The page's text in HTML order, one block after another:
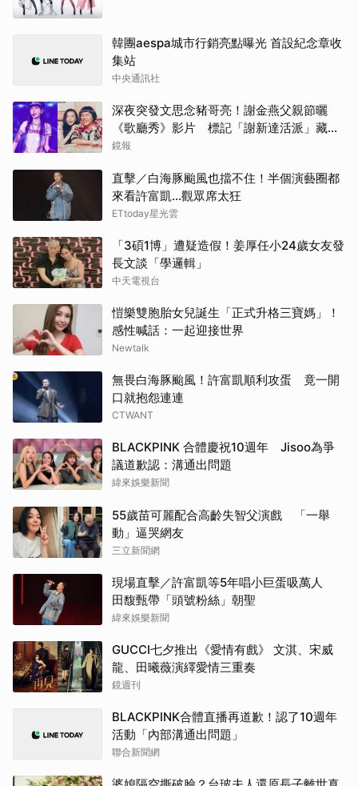
韓團aespa城市行銷亮點曝光 首設紀念章收
集站
中央通訊社
深夜突發文思念豬哥亮！謝金燕父親節曬
《歌廳秀》影片 標記「謝新達活派」藏洋
蔥
鏡報
直擊／白海豚颱風也擋不住！半個演藝圈都
來看許富凱...觀眾席太狂
ETtoday星光雲
「3碩1博」遭疑造假！姜厚任小24歲女友發
長文談「學邏輯」
中天電視台
愷樂雙胞胎女兒誕生「正式升格三寶媽」！
感性喊話：一起迎接世界
Newtalk
無畏白海豚颱風！許富凱順利攻蛋 竟一開
口就抱怨連連
CTWANT
BLACKPINK 合體慶祝10週年 Jisoo為爭
議道歉認：溝通出問題
緯來娛樂新聞
55歲苗可麗配合高齡失智父演戲 「一舉
動」逼哭網友
三立新聞網
現場直擊／許富凱等5年唱小巨蛋吸萬人
田馥甄帶「頭號粉絲」朝聖
緯來娛樂新聞
GUCCI七夕推出《愛情有戲》 文淇、宋威
龍、田曦薇演繹愛情三重奏
鏡週刊
BLACKPINK合體直播再道歉！認了10週年
活動「內部溝通出問題」
聯合新聞網